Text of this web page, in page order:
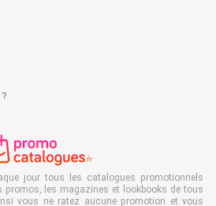
jour tous les catalogues promotionnels
promos, les magazines et lookbooks de tous
vous ne ratez aucune promotion et vous